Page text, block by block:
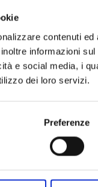
contenuti
informazioni
e social media, i
dei loro servizi.
Preferenze
una vita
alla pace,
sociale nelle
con l'asse di
il secondo
Strategic
per il
in primis, di